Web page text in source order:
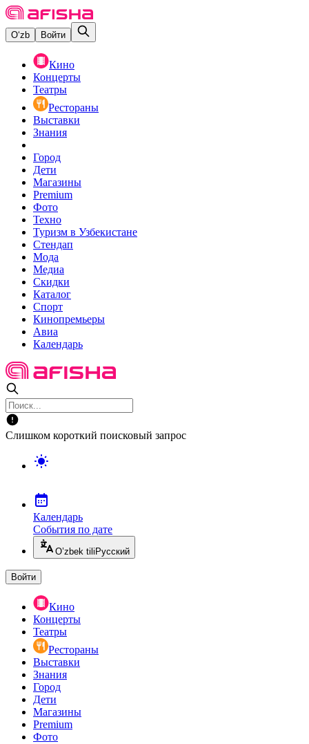
O‘zb Войти
Кино
Концерты
Театры
Рестораны
Выставки
Знания
Город
Дети
Магазины
Premium
Фото
Техно
Туризм в Узбекистане
Стендап
Мода
Медиа
Скидки
Каталог
Спорт
Кинопремьеры
Авиа
Календарь
Слишком короткий поисковый запрос
Календарь
События по дате
O’zbek tili Русский
Войти
Кино
Концерты
Театры
Рестораны
Выставки
Знания
Город
Дети
Магазины
Premium
Фото